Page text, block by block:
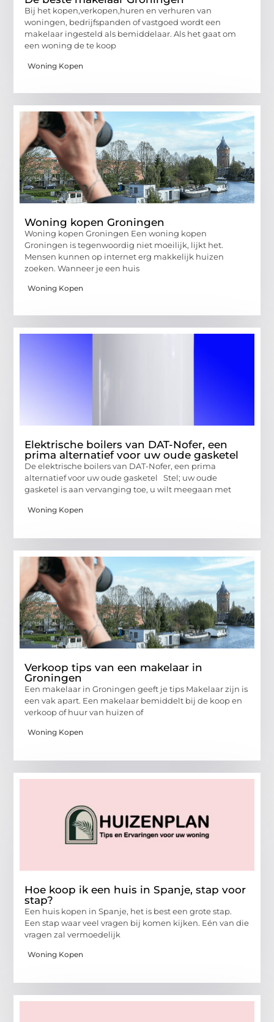
Bij het kopen,verkopen,huren en verhuren van
woningen, bedrijfspanden of vastgoed wordt een
makelaar ingesteld als bemiddelaar. Als het gaat om
een woning de te koop
Woning Kopen
Woning kopen Groningen
Woning kopen Groningen Een woning kopen
Groningen is tegenwoordig niet moeilijk, lijkt het.
Mensen kunnen op internet erg makkelijk huizen
zoeken. Wanneer je een huis
Woning Kopen
Elektrische boilers van DAT-Nofer, een
prima alternatief voor uw oude gasketel
De elektrische boilers van DAT-Nofer, een prima
alternatief voor uw oude gasketel Stel; uw oude
gasketel is aan vervanging toe, u wilt meegaan met
Woning Kopen
Verkoop tips van een makelaar in
Groningen
Een makelaar in Groningen geeft je tips Makelaar zijn is
een vak apart. Een makelaar bemiddelt bij de koop en
verkoop of huur van huizen of
Woning Kopen
Hoe koop ik een huis in Spanje, stap voor
stap?
Een huis kopen in Spanje, het is best een grote stap.
Een stap waar veel vragen bij komen kijken. Eén van die
vragen zal vermoedelijk
Woning Kopen